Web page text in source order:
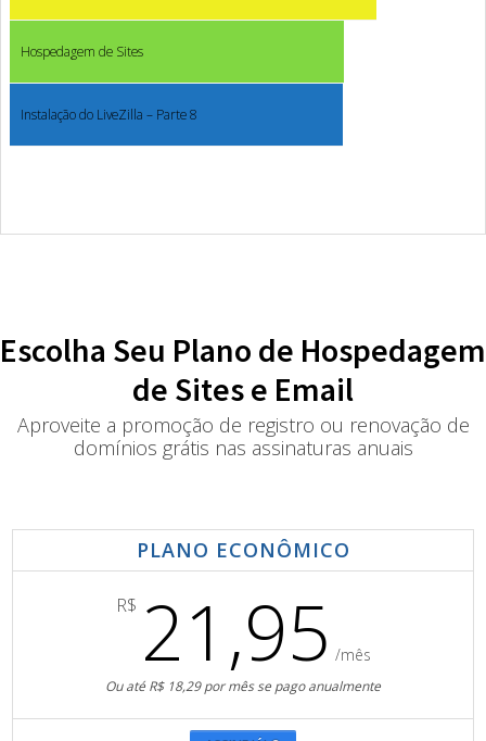
Hospedagem de Sites
Instalação do LiveZilla – Parte 8
Escolha Seu Plano de Hospedagem
de Sites e Email
Aproveite a promoção de registro ou renovação de
domínios grátis nas assinaturas anuais
PLANO ECONÔMICO
R$ 21,95 /mês
Ou até R$ 18,29 por mês se pago anualmente